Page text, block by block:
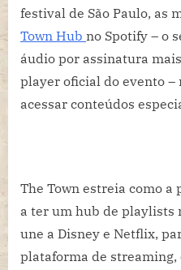
festival de São Paulo, as
Town Hub no Spotify – o
áudio por assinatura
player oficial do evento –
acessar conteúdos
The Town estreia como
a ter um hub de playlists
une a Disney e Netflix,
plataforma de streaming,